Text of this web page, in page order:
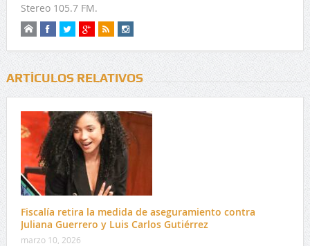
Stereo 105.7 FM.
ARTÍCULOS RELATIVOS
Fiscalía retira la medida de aseguramiento contra
Juliana Guerrero y Luis Carlos Gutiérrez
marzo 10, 2026